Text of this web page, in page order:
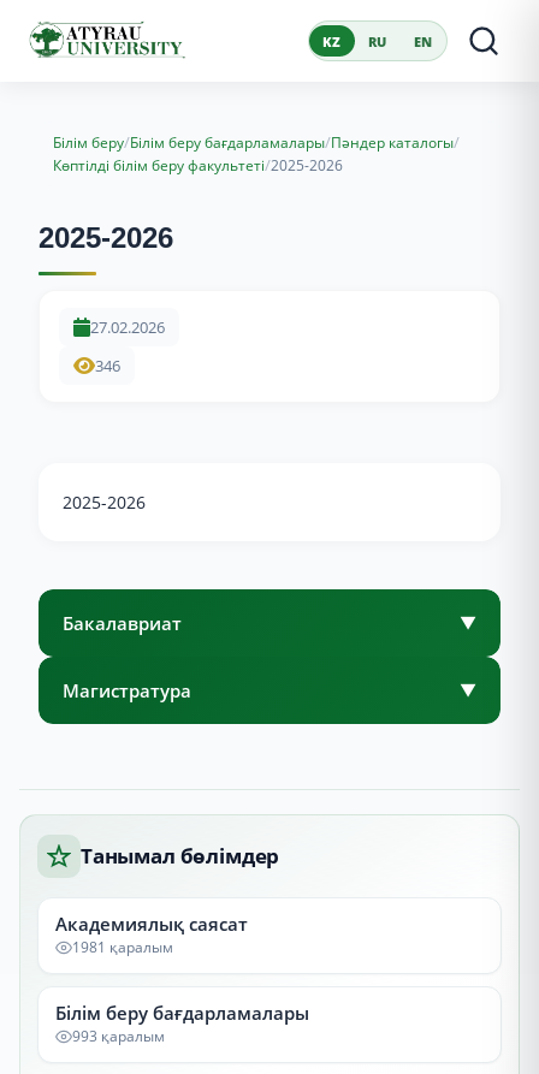
KZ RU EN
Білім беру/Білім беру бағдарламалары/Пәндер каталогы/
Көптілді білім беру факультеті/2025-2026
2025-2026
27.02.2026
346
2025-2026
Бакалавриат ▼
Магистратура ▼
Танымал бөлімдер
Академиялық саясат
1981 қаралым
Білім беру бағдарламалары
993 қаралым